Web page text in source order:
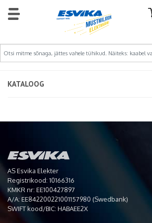
KATALOOG
AS Esvika Elekter
Registrikood: 10166316
KMKR nr: EE100427897
A/A: EE842200221001157980 (Swedbank)
SWIFT kood/BIC: HABAEE2X